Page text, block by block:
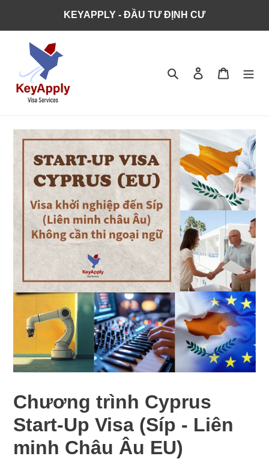
KEYAPPLY - ĐẦU TƯ ĐỊNH CƯ
Tìm kiếmĐăng nhậpGiỏ hàng
Chương trình Cyprus
Start-Up Visa (Síp - Liên
minh Châu Âu EU)